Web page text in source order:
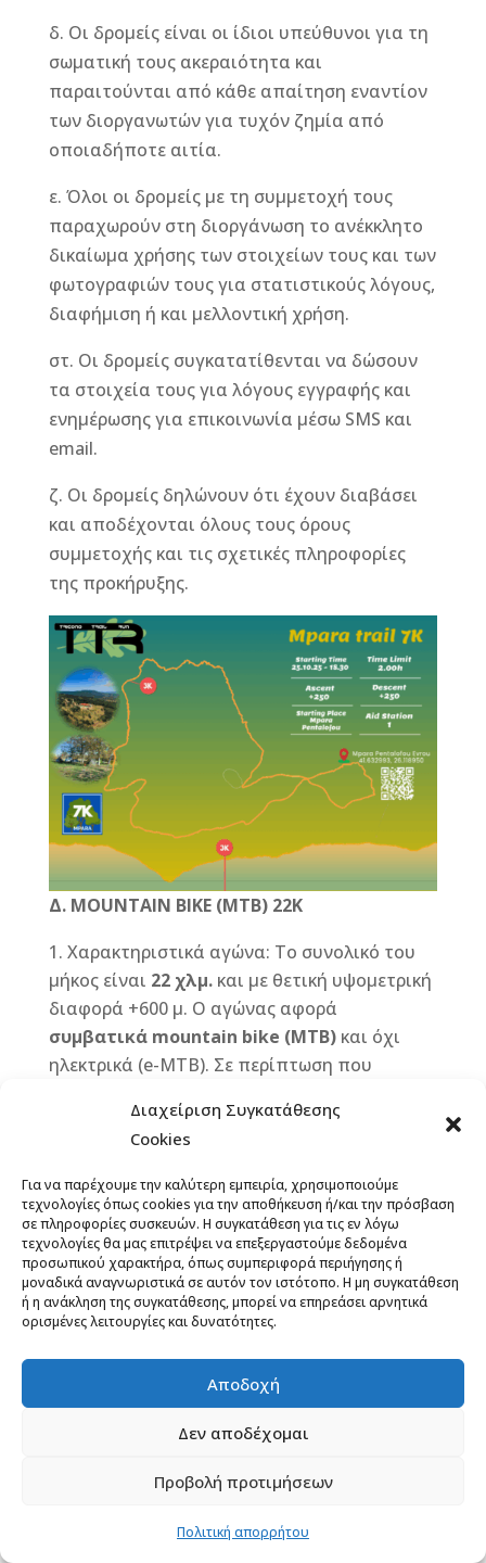
Διαχείριση Συγκατάθεσης
Cookies
Για να παρέχουμε την καλύτερη εμπειρία, χρησιμοποιούμε
τεχνολογίες όπως cookies για την αποθήκευση ή/και την πρόσβαση
σε πληροφορίες συσκευών. Η συγκατάθεση για τις εν λόγω
τεχνολογίες θα μας επιτρέψει να επεξεργαστούμε δεδομένα
προσωπικού χαρακτήρα, όπως συμπεριφορά περιήγησης ή
μοναδικά αναγνωριστικά σε αυτόν τον ιστότοπο. Η μη συγκατάθεση
ή η ανάκληση της συγκατάθεσης, μπορεί να επηρεάσει αρνητικά
ορισμένες λειτουργίες και δυνατότητες.
Αποδοχή
Δεν αποδέχομαι
Προβολή προτιμήσεων
Πολιτική απορρήτου
δ. Οι δρομείς είναι οι ίδιοι υπεύθυνοι για τη
σωματική τους ακεραιότητα και
παραιτούνται από κάθε απαίτηση εναντίον
των διοργανωτών για τυχόν ζημία από
οποιαδήποτε αιτία.
ε. Όλοι οι δρομείς με τη συμμετοχή τους
παραχωρούν στη διοργάνωση το ανέκκλητο
δικαίωμα χρήσης των στοιχείων τους και των
φωτογραφιών τους για στατιστικούς λόγους,
διαφήμιση ή και μελλοντική χρήση.
στ. Οι δρομείς συγκατατίθενται να δώσουν
τα στοιχεία τους για λόγους εγγραφής και
ενημέρωσης για επικοινωνία μέσω SMS και
email.
ζ. Οι δρομείς δηλώνουν ότι έχουν διαβάσει
και αποδέχονται όλους τους όρους
συμμετοχής και τις σχετικές πληροφορίες
της προκήρυξης.
Δ. MOUNTAIN BIKE (MTB) 22K
Χαρακτηριστικά αγώνα: Το συνολικό του
μήκος είναι 22 χλμ.και με θετική υψομετρική
διαφορά +600 μ. Ο αγώνας αφορά
συμβατικά mountain bike (MTB)και όχι
ηλεκτρικά (e-MTB). Σε περίπτωση που
θα είναι εκτός συναγωνισμού.
Ημερομηνία και ώρα διεξαγωγής:
26 Οκτωβρίου 2025 στις 10.00
Τόπος διεξαγωγής: Δασικό Σύμπλεγμα
Τριγώνου Δήμου Ορεστιάδας
Σημείο εκκίνησης – τερματισμού:
Καταφύγιο Περιπατητικού & Φυσιολατρικού
Ομίλου Πενταλόφου Ν. Έβρου «ΔΡΥΜΟΣ»,
Δήμου Ορεστιάδας.
Περιγραφή διαδρομής: Ο αγώνας
ακολουθεί δασικό χωματόδρομο προς το
(Ελληνοβουλγαρικό σύνορο) – Γυαλιά και
τερματισμό στο Καταφύγιο του «ΔΡΥΜΟΥ